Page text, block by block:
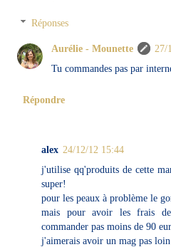
Réponses
Aurélie - Mounette
27/
Tu commandes pas par
Répondre
alex 24/12/12 15:44
j'utilise qq'produits de cette
super!
pour les peaux à problème le
mais pour avoir les frais
commander pas moins de 90
j'aimerais avoir un mag pas